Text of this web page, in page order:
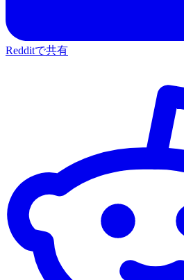
Redditで共有